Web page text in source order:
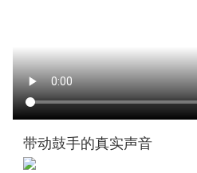
带动鼓手的真实声音